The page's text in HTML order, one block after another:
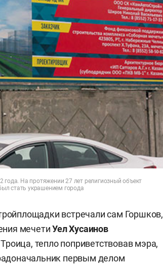
года. На протяжении 27 лет религиозный объект
стать украшением города
встречали сам Горшков,
мечетиУел Хусаинов
тепло поприветствовав мэра,
первым делом